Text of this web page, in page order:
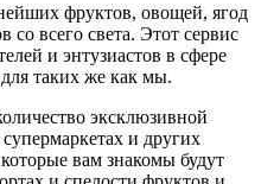
фруктов, овощей, ягод
со всего света. Этот сервис
и энтузиастов в сфере
таких же как мы.
эксклюзивной
и других
вам знакомы будут